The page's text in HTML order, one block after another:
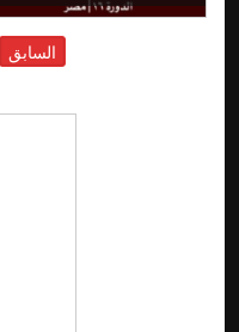
السابق